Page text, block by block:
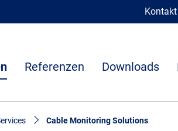
Kontakt
Referenzen Downloads
Cable Monitoring Solutions